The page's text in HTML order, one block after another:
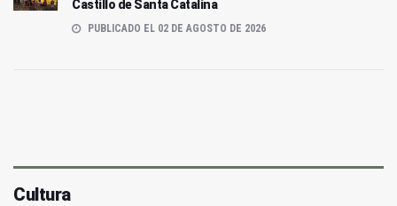
Castillo de Santa Catalina
PUBLICADO EL 02 DE AGOSTO DE 2026
Cultura